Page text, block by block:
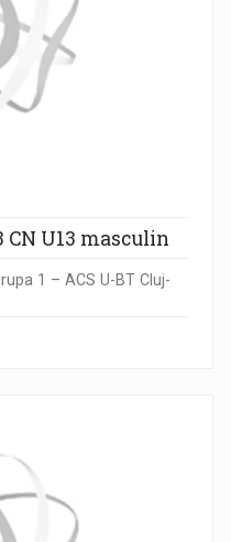
CN U13 masculin
1 – ACS U-BT Cluj-